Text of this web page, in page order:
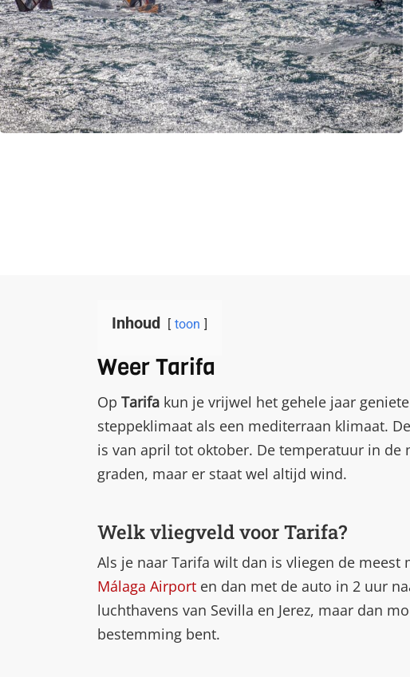
Inhoud toon
Weer Tarifa
Op Tarifakun je vrijwel het gehele jaar
steppeklimaat als een mediterraan klimaat.
is van april tot oktober. De temperatuur in
graden, maar er staat wel altijd wind.
Welk vliegveld voor Tarifa?
Als je naar Tarifa wilt dan is vliegen de meest
Málaga Airporten dan met de auto in 2 uur
luchthavens van Sevilla en Jerez, maar dan
bestemming bent.